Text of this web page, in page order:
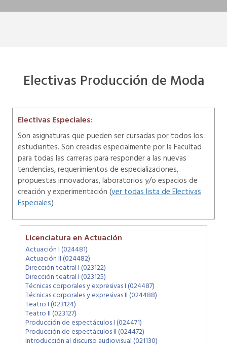
Electivas Producción de Moda
Electivas Especiales:
Son asignaturas que pueden ser cursadas por todos los
estudiantes. Son creadas especialmente por la Facultad
para todas las carreras para responder a las nuevas
tendencias, requerimientos de especializaciones,
propuestas innovadoras, laboratorios y/o espacios de
creación y experimentación (ver todas lista de Electivas
Especiales)
Licenciatura en Actuación
Actuación I (024481)
Actuación II (024482)
Dirección teatral I (023122)
Dirección teatral I (023125)
Técnicas corporales y expresivas I (024487)
Técnicas corporales y expresivas II (024488)
Teatro I (023124)
Teatro II (023127)
Producción de espectáculos I (024471)
Producción de espectáculos II (024472)
Introducción al discurso audiovisual (021130)